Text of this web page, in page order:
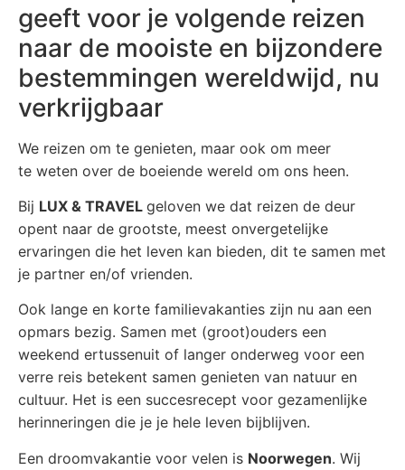
geeft voor je volgende reizen
naar de mooiste en bijzondere
bestemmingen wereldwijd, nu
verkrijgbaar
We reizen om te genieten, maar ook om meer
te weten over de boeiende wereld om ons heen.
Bij LUX & TRAVEL geloven we dat reizen de deur
opent naar de grootste, meest onvergetelijke
ervaringen die het leven kan bieden, dit te samen met
je partner en/of vrienden.
Ook lange en korte familievakanties zijn nu aan een
opmars bezig. Samen met (groot)ouders een
weekend ertussenuit of langer onderweg voor een
verre reis betekent samen genieten van natuur en
cultuur. Het is een succesrecept voor gezamenlijke
herinneringen die je je hele leven bijblijven.
Een droomvakantie voor velen is Noorwegen. Wij